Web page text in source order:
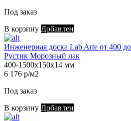
Под заказ
В корзину Добавлен
Инженерная доска Lab Arte от 400
Рустик Морозный лак
400-1500х150х14 мм
6 176 р/м2
Под заказ
В корзину Добавлен